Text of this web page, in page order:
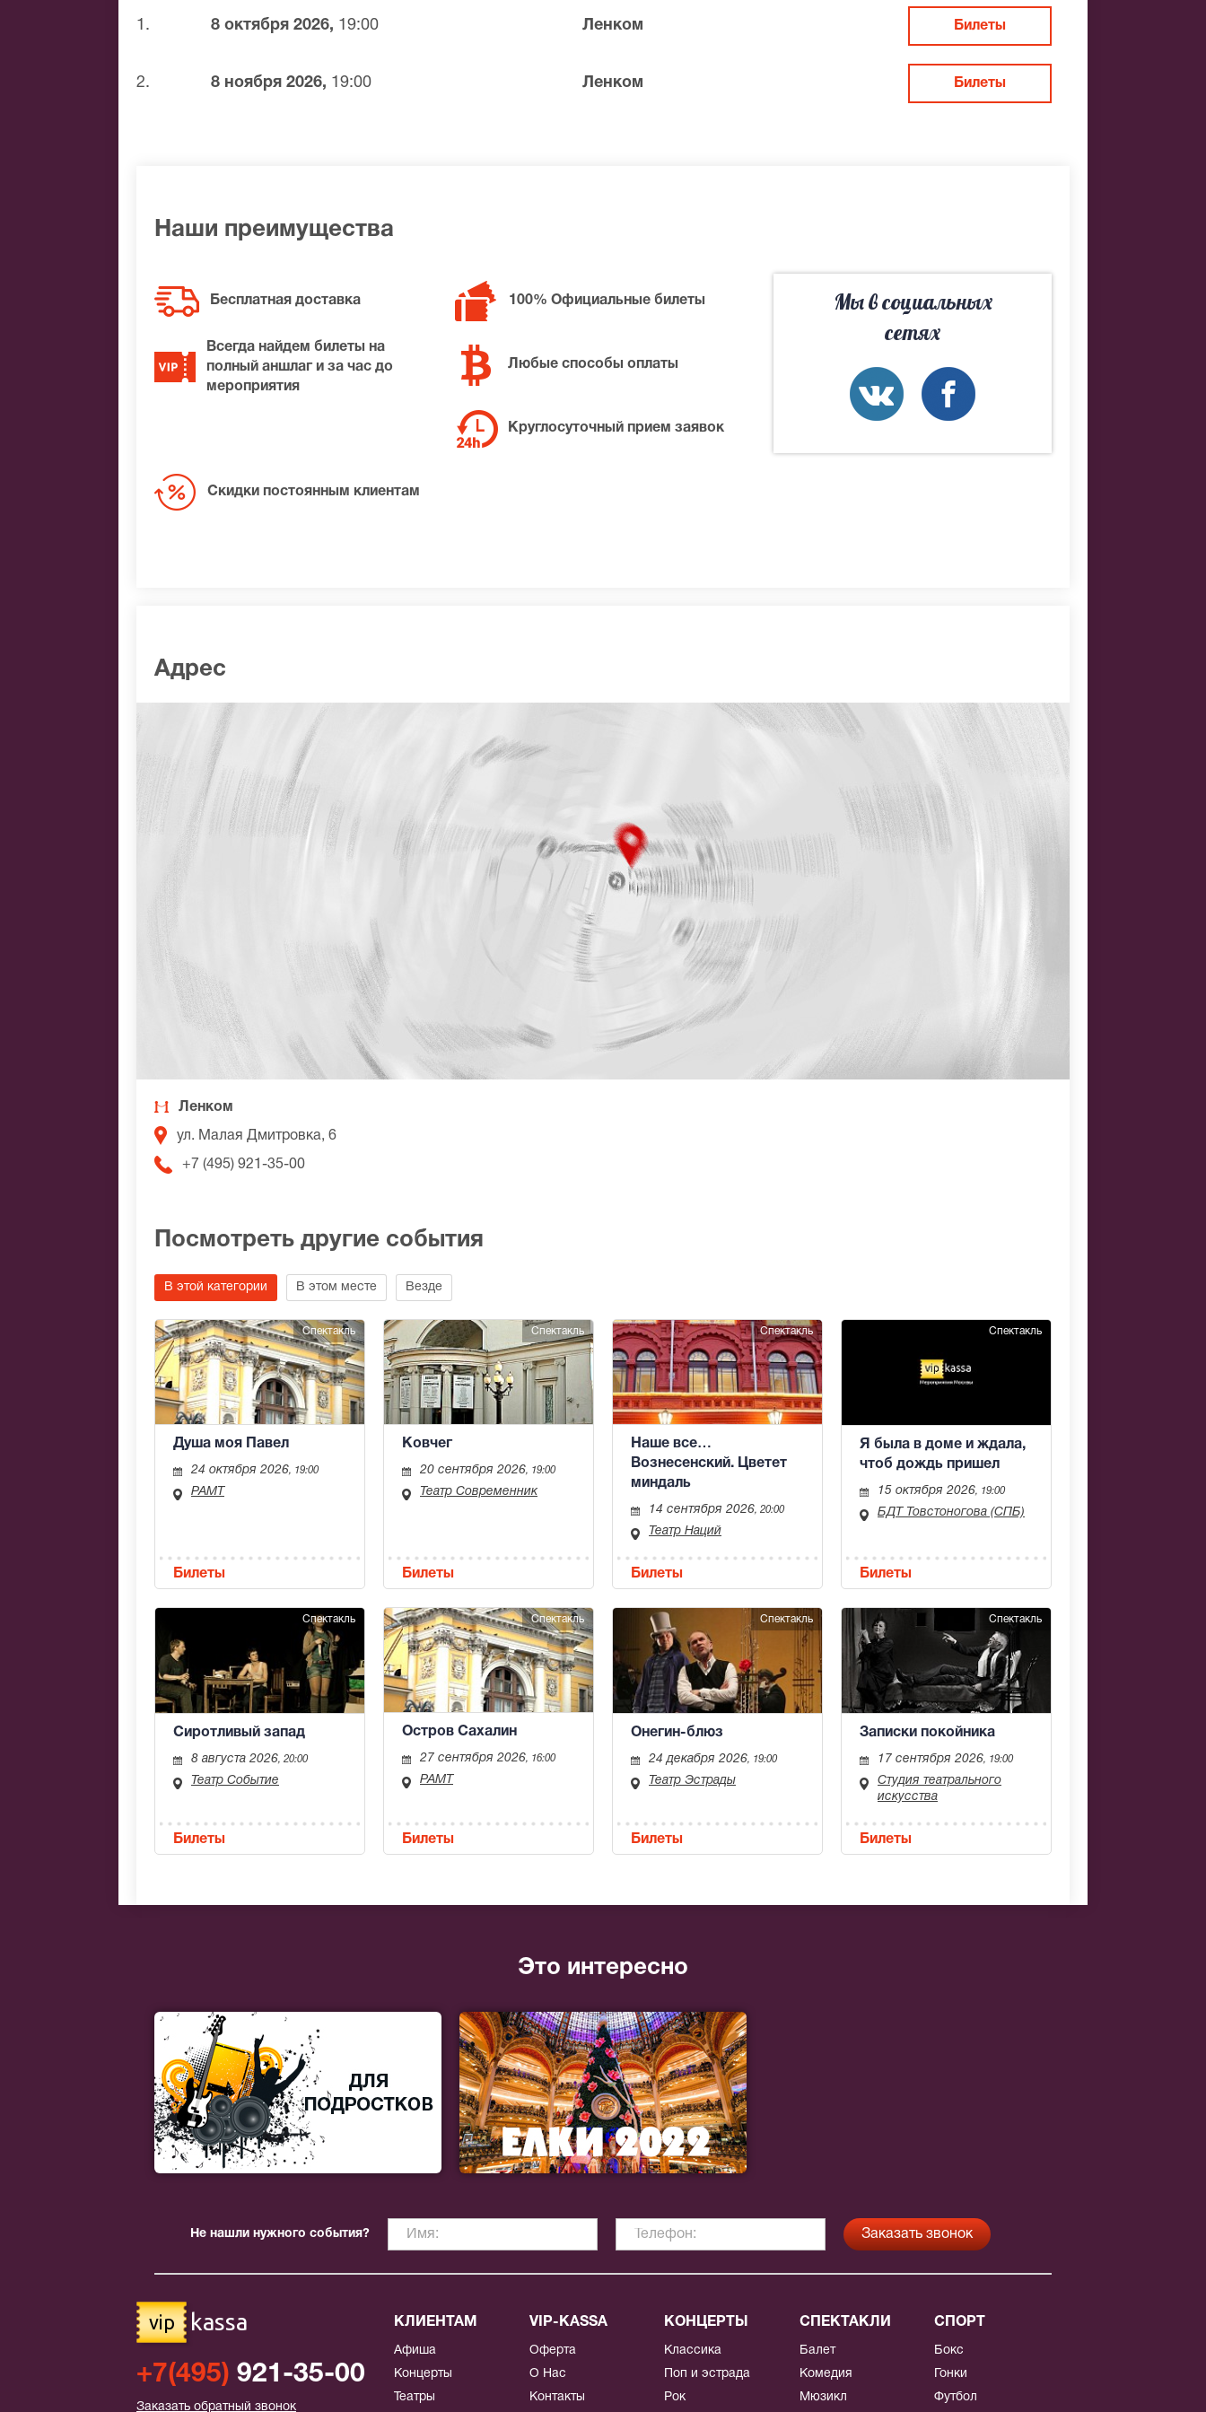
нос, а фрейлина Головкина поет довольно фривольные песенки.
Купившие билеты «Шут Балакирев» увидят выходца из старого дворянского рода – шута Балакирева,
1. 8 октября 2026, 19:00 Ленком Билеты
2. 8 ноября 2026, 19:00 Ленком Билеты
Наши преимущества
Бесплатная доставка 100% Официальные билеты
Всегда найдем билеты на
полный аншлаг и за час до
мероприятия
Любые способы оплаты
Круглосуточный прием заявок
Скидки постоянным клиентам
Мы в социальных
сетях
Адрес
Ленком
ул. Малая Дмитровка, 6
+7 (495) 921-35-00
Посмотреть другие события
В этой категории В этом месте Везде
Спектакль
Душа моя Павел
24 октября 2026, 19:00
РАМТ
Билеты
Спектакль
Ковчег
20 сентября 2026, 19:00
Театр Современник
Билеты
Спектакль
Наше все…
Вознесенский. Цветет
миндаль
14 сентября 2026, 20:00
Театр Наций
Билеты
Спектакль
Я была в доме и ждала,
чтоб дождь пришел
15 октября 2026, 19:00
БДТ Товстоногова (СПБ)
Билеты
Спектакль
Сиротливый запад
8 августа 2026, 20:00
Театр Событие
Билеты
Спектакль
Остров Сахалин
27 сентября 2026, 16:00
РАМТ
Билеты
Спектакль
Онегин-блюз
24 декабря 2026, 19:00
Театр Эстрады
Билеты
Спектакль
Записки покойника
17 сентября 2026, 19:00
Студия театрального
искусства
Билеты
Это интересно
Не нашли нужного события?
vip kassa
+7(495) 921-35-00
Заказать обратный звонок
КЛИЕНТАМ
Афиша
Концерты
Театры
VIP-KASSA
Оферта
О Нас
Контакты
КОНЦЕРТЫ
Классика
Поп и эстрада
Рок
СПЕКТАКЛИ
Балет
Комедия
Мюзикл
СПОРТ
Бокс
Гонки
Футбол